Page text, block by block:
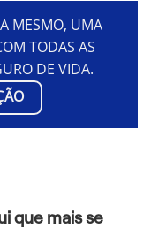
MESMO, UMA
TODAS AS
DE VIDA.
que mais se